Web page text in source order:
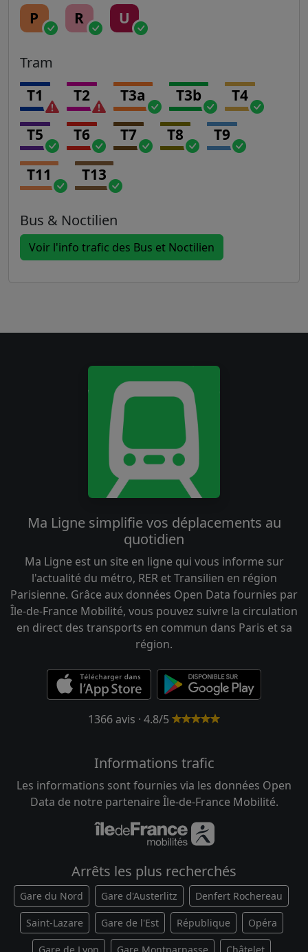
P R U
Tram
T1 T2 T3a T3b T4
T5 T6 T7 T8 T9
T11 T13
Bus & Noctilien
Voir l'info trafic des Bus et Noctilien
Ma Ligne simplifie vos déplacements au
quotidien
Ma Ligne est un site en ligne qui vous informe sur
l'actualité du métro, RER et Transilien en région
Parisienne. Grâce aux données Open Data fournies par
Île-de-France Mobilité, vous pouvez suivre la circulation
en direct des transports en commun dans Paris et sa
région.
1366 avis · 4.8/5
Informations trafic
Les informations sont fournies via les données Open
Data de notre partenaire Île-de-France Mobilité.
Arrêts les plus recherchés
Gare du Nord Gare d'Austerlitz Denfert Rochereau
Saint-Lazare Gare de l'Est République Opéra